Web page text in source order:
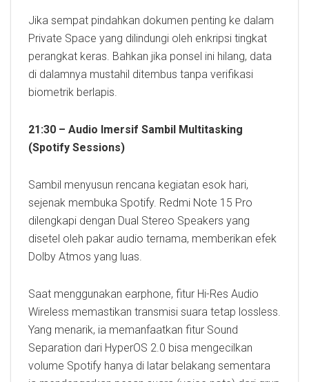
Jika sempat pindahkan dokumen penting ke dalam
Private Space yang dilindungi oleh enkripsi tingkat
perangkat keras. Bahkan jika ponsel ini hilang, data
di dalamnya mustahil ditembus tanpa verifikasi
biometrik berlapis.
21:30 – Audio Imersif Sambil Multitasking
(Spotify Sessions)
Sambil menyusun rencana kegiatan esok hari,
sejenak membuka Spotify. Redmi Note 15 Pro
dilengkapi dengan Dual Stereo Speakers yang
disetel oleh pakar audio ternama, memberikan efek
Dolby Atmos yang luas.
Saat menggunakan earphone, fitur Hi-Res Audio
Wireless memastikan transmisi suara tetap lossless.
Yang menarik, ia memanfaatkan fitur Sound
Separation dari HyperOS 2.0 bisa mengecilkan
volume Spotify hanya di latar belakang sementara